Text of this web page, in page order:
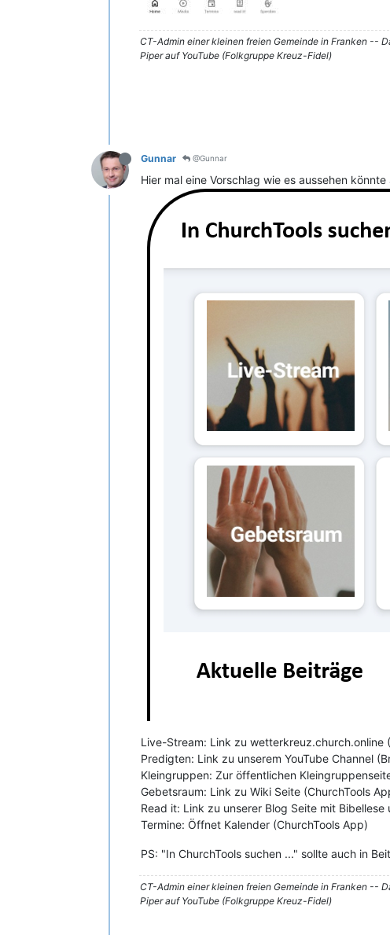
CT-Admin einer kleinen freien Gemeinde in Franken --
Piper auf YouTube (Folkgruppe Kreuz-Fidel)
Gunnar @Gunnar
Hier mal eine Vorschlag wie es aussehen
Live-Stream: Link zu wetterkreuz.church.online
Predigten: Link zu unserem YouTube Channel
Kleingruppen: Zur öffentlichen
Gebetsraum: Link zu Wiki Seite (ChurchTools
Read it: Link zu unserer Blog Seite mit Bibellese
Termine: Öffnet Kalender (ChurchTools App)
PS: "In ChurchTools suchen ..." sollte auch in
CT-Admin einer kleinen freien Gemeinde in Franken --
Piper auf YouTube (Folkgruppe Kreuz-Fidel)